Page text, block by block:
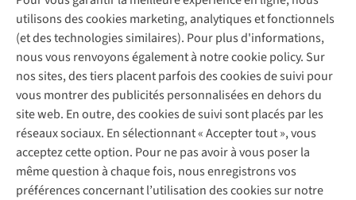
utilisons des cookies marketing, analytiques et fonctionnels
(et des technologies similaires). Pour plus d'informations,
nous vous renvoyons également à notre cookie policy. Sur
nos sites, des tiers placent parfois des cookies de suivi pour
vous montrer des publicités personnalisées en dehors du
site web. En outre, des cookies de suivi sont placés par les
réseaux sociaux. En sélectionnant « Accepter tout », vous
acceptez cette option. Pour ne pas avoir à vous poser la
même question à chaque fois, nous enregistrons vos
préférences concernant l’utilisation des cookies sur notre
Contactez-nous
Déclaration d'accessibilité
Service de lavage
Entretien de chaussures
Réparation de chaussures
Réparation de vêtements
Retouches
Pour les entreprises
Explore Camp
Gear Check
Expertise & conseils
Abonnez-vous à la newsletter
Suivez-nous